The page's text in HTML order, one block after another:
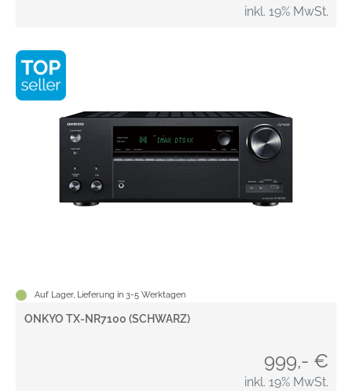
inkl. 19% MwSt.
Auf Lager, Lieferung in 3-5 Werktagen
ONKYO TX-NR7100 (SCHWARZ)
999,- €
inkl. 19% MwSt.